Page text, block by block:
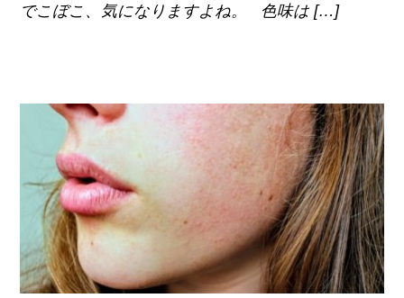
でこぼこ、気になりますよね。 色味は […]